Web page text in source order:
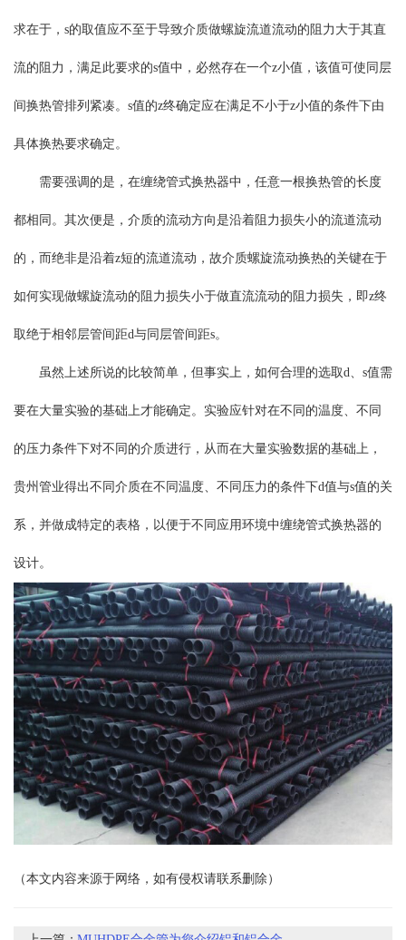
求在于，s的取值应不至于导致介质做螺旋流道流动的阻力大于其直
流的阻力，满足此要求的s值中，必然存在一个z小值，该值可使同层
间换热管排列紧凑。s值的z终确定应在满足不小于z小值的条件下由
具体换热要求确定。
需要强调的是，在缠绕管式换热器中，任意一根换热管的长度
都相同。其次便是，介质的流动方向是沿着阻力损失小的流道流动
的，而绝非是沿着z短的流道流动，故介质螺旋流动换热的关键在于
如何实现做螺旋流动的阻力损失小于做直流流动的阻力损失，即z终
取绝于相邻层管间距d与同层管间距s。
虽然上述所说的比较简单，但事实上，如何合理的选取d、s值需
要在大量实验的基础上才能确定。实验应针对在不同的温度、不同
的压力条件下对不同的介质进行，从而在大量实验数据的基础上，
贵州管业得出不同介质在不同温度、不同压力的条件下d值与s值的关
系，并做成特定的表格，以便于不同应用环境中缠绕管式换热器的
设计。
（本文内容来源于网络，如有侵权请联系删除）